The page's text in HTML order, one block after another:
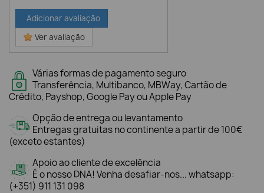
Adicionar avaliação
Ver avaliação
Várias formas de pagamento seguro
Transferência, Multibanco, MBWay, Cartão de
Crédito, Payshop, Google Pay ou Apple Pay
Opção de entrega ou levantamento
Entregas gratuitas no continente a partir de 100€
(exceto estantes)
Apoio ao cliente de excelência
É o nosso DNA! Venha desafiar-nos... whatsapp:
(+351) 911 131 098